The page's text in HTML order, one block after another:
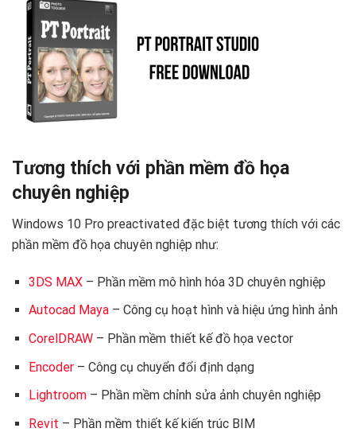
Tương thích với phần mềm đồ họa
chuyên nghiệp
Windows 10 Pro preactivated đặc biệt tương thích với các
phần mềm đồ họa chuyên nghiệp như:
3DS MAX– Phần mềm mô hình hóa 3D chuyên nghiệp
Autocad Maya– Công cụ hoạt hình và hiệu ứng hình ảnh
CorelDRAW– Phần mềm thiết kế đồ họa vector
Encoder– Công cụ chuyển đổi định dạng
Lightroom– Phần mềm chỉnh sửa ảnh chuyên nghiệp
Revit – Phần mềm thiết kế kiến trúc BIM